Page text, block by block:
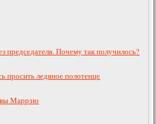
председателя. Почему так получилось?
просить ледяное полотенце
Маррэю